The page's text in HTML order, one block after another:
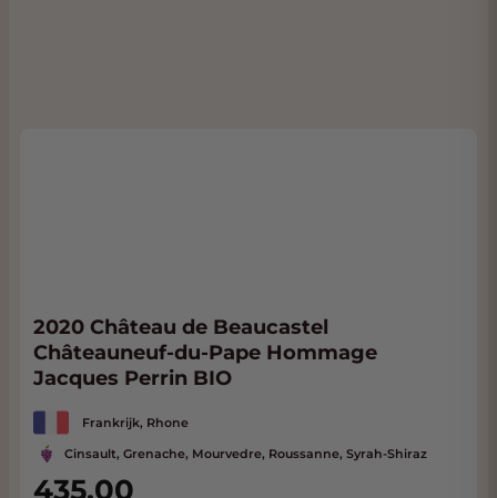
2020 Château de Beaucastel
Châteauneuf-du-Pape Hommage
Jacques Perrin BIO
Frankrijk, Rhone
Cinsault, Grenache, Mourvedre, Roussanne, Syrah-Shiraz
435,00